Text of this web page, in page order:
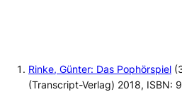
Rinke, Günter: Das Pophörspiel
(Transcript-Verlag) 2018, ISBN: